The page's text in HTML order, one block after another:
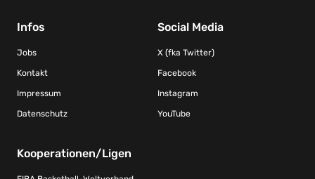
Infos
Jobs
Kontakt
Impressum
Datenschutz
Social Media
X (fka Twitter)
Facebook
Instagram
YouTube
Kooperationen/Ligen